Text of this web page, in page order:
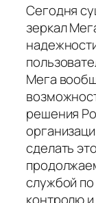
Сегодня
зеркал
Мега
решения
сделать
службой
контролю